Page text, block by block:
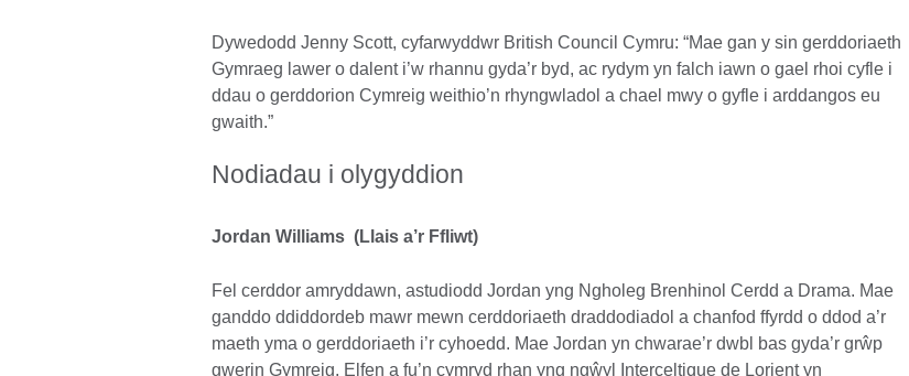
Dywedodd Jenny Scott, cyfarwyddwr British Council Cymru: “Mae gan y sin gerddoriaeth
Gymraeg lawer o dalent i’w rhannu gyda’r byd, ac rydym yn falch iawn o gael rhoi cyfle i
ddau o gerddorion Cymreig weithio’n rhyngwladol a chael mwy o gyfle i arddangos eu
gwaith.”
Nodiadau i olygyddion
Jordan Williams (Llais a’r Ffliwt)
Fel cerddor amryddawn, astudiodd Jordan yng Ngholeg Brenhinol Cerdd a Drama. Mae
ganddo ddiddordeb mawr mewn cerddoriaeth draddodiadol a chanfod ffyrdd o ddod a’r
maeth yma o gerddoriaeth i’r cyhoedd. Mae Jordan yn chwarae’r dwbl bas gyda’r grŵp
gwerin Gymreig, Elfen a fu’n cymryd rhan yng ngŵyl Interceltique de Lorient yn